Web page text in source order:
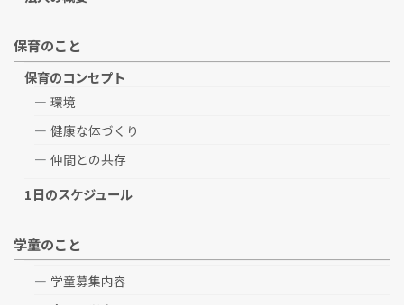
保育のこと
保育のコンセプト
環境
健康な体づくり
仲間との共存
1日のスケジュール
学童のこと
学童募集内容